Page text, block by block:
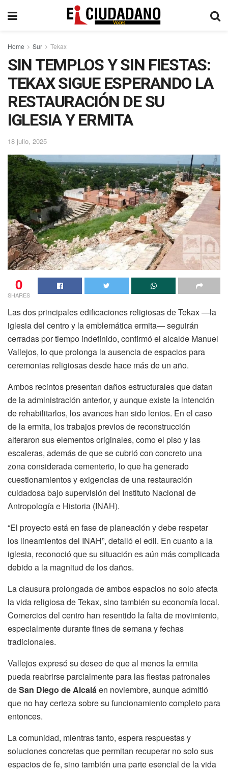
Home Sur Tekax
SIN TEMPLOS Y SIN FIESTAS:
TEKAX SIGUE ESPERANDO LA
RESTAURACIÓN DE SU
IGLESIA Y ERMITA
18 julio, 2025
0
SHARES
Las dos principales edificaciones religiosas de Tekax —la
iglesia del centro y la emblemática ermita— seguirán
cerradas por tiempo indefinido, confirmó el alcalde Manuel
Vallejos, lo que prolonga la ausencia de espacios para
ceremonias religiosas desde hace más de un año.
Ambos recintos presentan daños estructurales que datan
de la administración anterior, y aunque existe la intención
de rehabilitarlos, los avances han sido lentos. En el caso
de la ermita, los trabajos previos de reconstrucción
alteraron sus elementos originales, como el piso y las
escaleras, además de que se cubrió con concreto una
zona considerada cementerio, lo que ha generado
cuestionamientos y exigencias de una restauración
cuidadosa bajo supervisión del Instituto Nacional de
Antropología e Historia (INAH).
“El proyecto está en fase de planeación y debe respetar
los lineamientos del INAH”, detalló el edil. En cuanto a la
iglesia, reconoció que su situación es aún más complicada
debido a la magnitud de los daños.
La clausura prolongada de ambos espacios no solo afecta
la vida religiosa de Tekax, sino también su economía local.
Comercios del centro han resentido la falta de movimiento,
especialmente durante fines de semana y fechas
tradicionales.
Vallejos expresó su deseo de que al menos la ermita
pueda reabrirse parcialmente para las fiestas patronales
deSan Diego de Alcaláen noviembre, aunque admitió
que no hay certeza sobre su funcionamiento completo para
entonces.
La comunidad, mientras tanto, espera respuestas y
soluciones concretas que permitan recuperar no solo sus
espacios de fe, sino también una parte esencial de la vida